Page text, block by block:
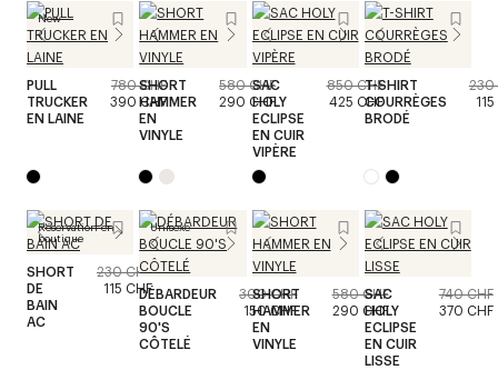
New
PULL
TRUCKER
EN LAINE
780 CHF
390 CHF
SHORT
HAMMER
EN
VINYLE
580 CHF
290 CHF
SAC
HOLY
ECLIPSE
EN CUIR
VIPÈRE
850 CHF
425 CHF
T-SHIRT
COURRÈGES
BRODÉ
230
Réservation en
boutique
SHORT
DE
BAIN
AC
230 CHF
115 CHF
Unisexe
DÉBARDEUR
BOUCLE
90'S
CÔTELÉ
300 CHF
150 CHF
SHORT
HAMMER
EN
VINYLE
580 CHF
290 CHF
SAC
HOLY
ECLIPSE
EN CUIR
LISSE
740 CHF
370 CHF